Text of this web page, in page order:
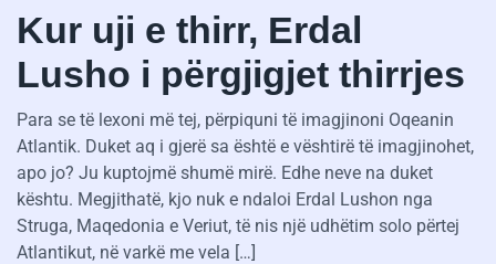
Kur uji e thirr, Erdal
Lusho i përgjigjet thirrjes
Para se të lexoni më tej, përpiquni të imagjinoni Oqeanin
Atlantik. Duket aq i gjerë sa është e vështirë të imagjinohet,
apo jo? Ju kuptojmë shumë mirë. Edhe neve na duket
kështu. Megjithatë, kjo nuk e ndaloi Erdal Lushon nga
Struga, Maqedonia e Veriut, të nis një udhëtim solo përtej
Atlantikut, në varkë me vela […]